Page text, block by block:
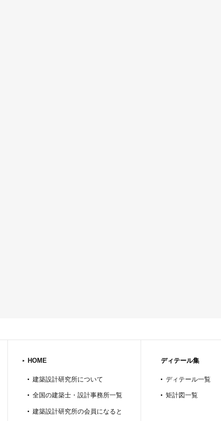
HOME
建築設計研究所について
全国の建築士・設計事務所一覧
建築設計研究所の会員になると
ディテール集
ディテール一覧
矩計図一覧